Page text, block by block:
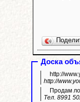
Доска
http://
http://
Продам
Тел. 8991